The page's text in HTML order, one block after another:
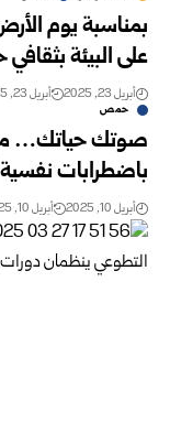
بمناسبة يوم
على البيئة
أبريل 23, 2025 أبريل 23, 2025
حمص
صوتك حياتك…
باضطرابات
أبريل 10, 2025 أبريل 10, 2025